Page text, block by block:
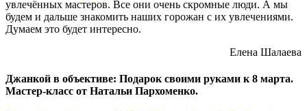
увлечённых мастеров. Все они очень скромные люди. А мы
будем и дальше знакомить наших горожан с их увлечениями.
Думаем это будет интересно.
Елена Шалаева
Джанкой в объективе: Подарок своими руками к 8 марта.
Мастер-класс от Натальи Пархоменко.